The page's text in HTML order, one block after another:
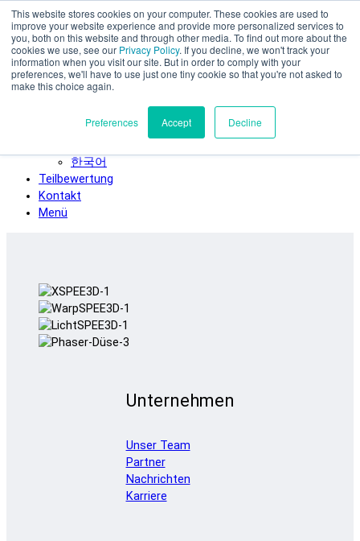
This website stores cookies on your computer. These cookies are used to
improve your website experience and provide more personalized services to
you, both on this website and through other media. To find out more about the
cookies we use, see our Privacy Policy. If you decline, we won't track your
information when you visit our site. But in order to comply with your
preferences, we'll have to use just one tiny cookie so that you're not asked to
make this choice again.
Preferences Accept Decline
Zum Hauptinhalt springen
SPEE3D
Deutsch
English
Español
Italiano
한국어
Teilbewertung
Kontakt
Menü
Unternehmen
Unser Team
Partner
Nachrichten
Karriere